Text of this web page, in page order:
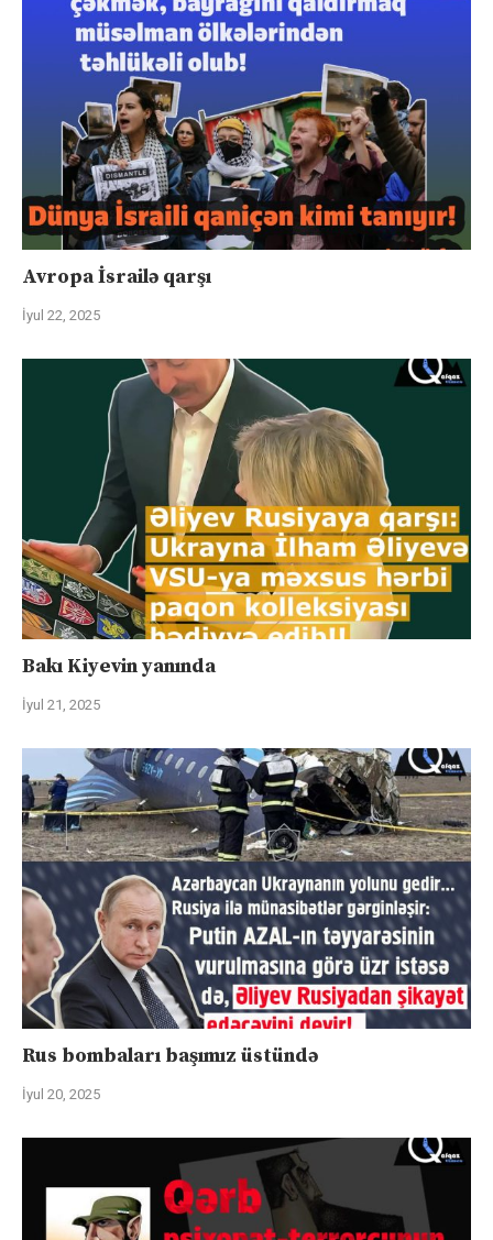
Avropa İsrailə qarşı
İyul 22, 2025
Bakı Kiyevin yanında
İyul 21, 2025
Rus bombaları başımız üstündə
İyul 20, 2025